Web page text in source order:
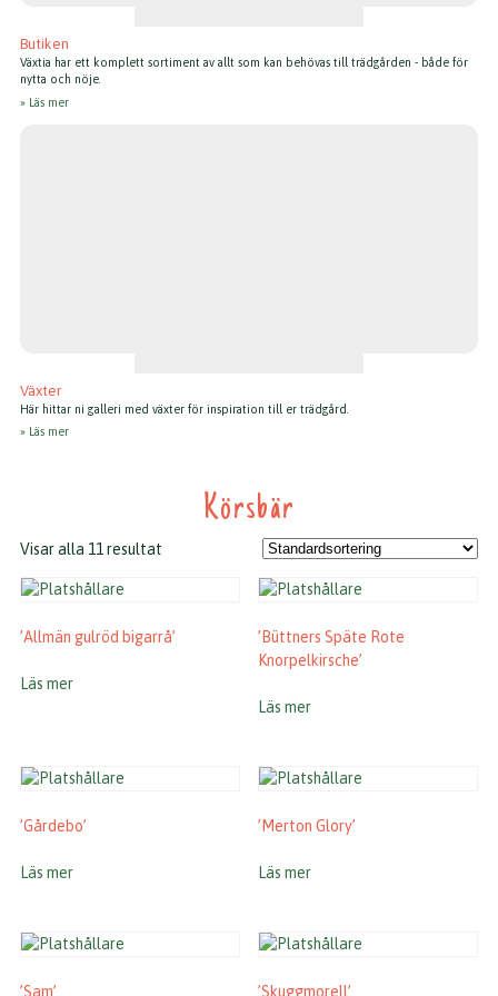
Butiken
Växtia har ett komplett sortiment av allt som kan behövas till trädgården - både för
nytta och nöje.
Läs mer
Växter
Här hittar ni galleri med växter för inspiration till er trädgård.
Läs mer
Körsbär
Visar alla 11 resultat
’Allmän gulröd bigarrå’
Läs mer
’Büttners Späte Rote
Knorpelkirsche’
Läs mer
’Gårdebo’
Läs mer
’Merton Glory’
Läs mer
’Sam’ ’Skuggmorell’